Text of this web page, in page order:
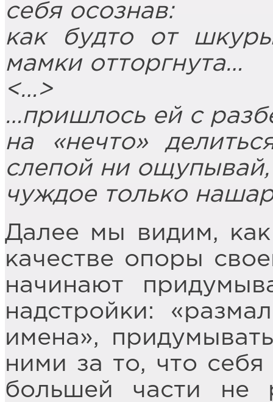
себя осознав:
как будто от
мамки отторгнута…
<…>
…пришлось ей с
на «нечто»
слепой ни ощупывай,
чуждое только
Далее мы видим,
качестве опоры
начинают
надстройки:
имена»,
ними за то, что
большей части не